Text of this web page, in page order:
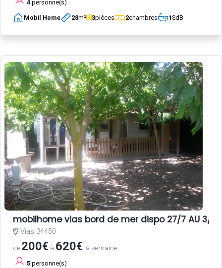
4 personne(s)
Mobil Home 28m² 3pièces 2chambres 1SdB
mobilhome vias bord de mer dispo 27/7 AU 3/8
Vias 34450
de 200€ à 620€ la semaine
5 personne(s)